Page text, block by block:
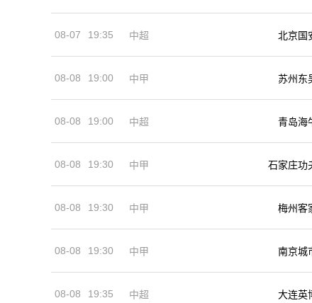
08-07 19:35 中超 北京国
08-08 19:00 中甲 苏州东
08-08 19:00 中超 青岛海
08-08 19:30 中甲 石家庄功
08-08 19:30 中甲 梅州客
08-08 19:30 中甲 南京城
08-08 19:35 中超 大连英